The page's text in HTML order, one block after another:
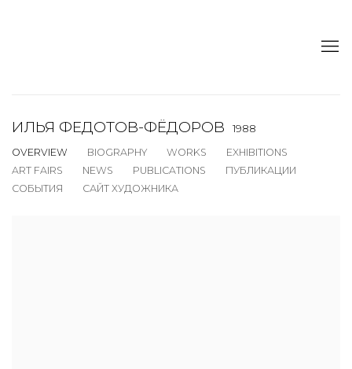
ИЛЬЯ ФЕДОТОВ-ФЁДОРОВ
1988
OVERVIEW
BIOGRAPHY WORKS
EXHIBITIONS
ART FAIRS
NEWS PUBLICATIONS
ПУБЛИКАЦИИ
СОБЫТИЯ
САЙТ ХУДОЖНИКА